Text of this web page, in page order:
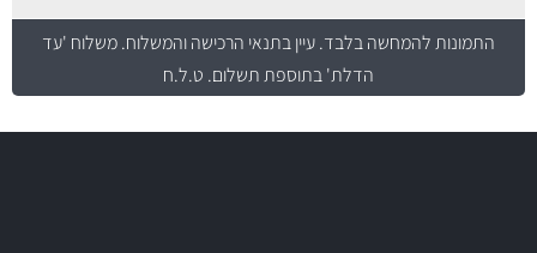
התמונות להמחשה בלבד.עיין בתנאי הרכישה והמשלוח. משלוח 'עד
הדלת' בתוספת תשלום. ט.ל.ח